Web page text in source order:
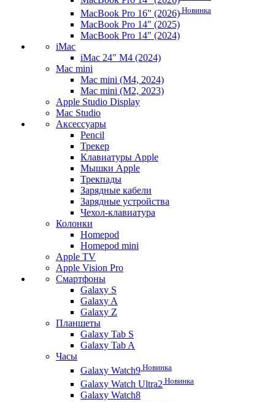
MacBook Pro 16" (2026) Новинка
MacBook Pro 14" (2025)
MacBook Pro 14" (2024)
iMac
iMac 24" M4 (2024)
Mac mini
Mac mini (M4, 2024)
Mac mini (M2, 2023)
Apple Studio Display
Mac Studio
Аксессуары
Pencil
Трекер
Клавиатуры Apple
Мышки Apple
Трекпады
Зарядные кабели
Зарядные устройства
Чехол-клавиатура
Колонки
Homepod
Homepod mini
Apple TV
Apple Vision Pro
Смартфоны
Galaxy S
Galaxy A
Galaxy Z
Планшеты
Galaxy Tab S
Galaxy Tab A
Часы
Galaxy Watch9 Новинка
Galaxy Watch Ultra2 Новинка
Galaxy Watch8